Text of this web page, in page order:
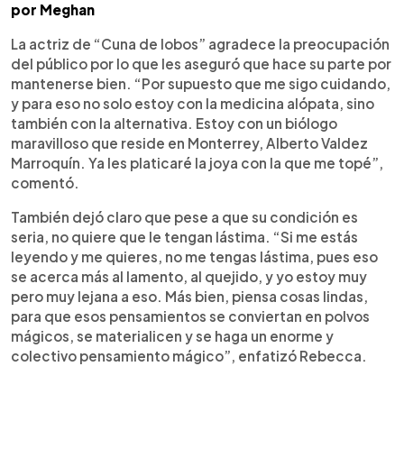
por Meghan
La actriz de “Cuna de lobos” agradece la preocupación
del público por lo que les aseguró que hace su parte por
mantenerse bien. “Por supuesto que me sigo cuidando,
y para eso no solo estoy con la medicina alópata, sino
también con la alternativa. Estoy con un biólogo
maravilloso que reside en Monterrey, Alberto Valdez
Marroquín. Ya les platicaré la joya con la que me topé”,
comentó.
También dejó claro que pese a que su condición es
seria, no quiere que le tengan lástima. “Si me estás
leyendo y me quieres, no me tengas lástima, pues eso
se acerca más al lamento, al quejido, y yo estoy muy
pero muy lejana a eso. Más bien, piensa cosas lindas,
para que esos pensamientos se conviertan en polvos
mágicos, se materialicen y se haga un enorme y
colectivo pensamiento mágico”, enfatizó Rebecca.